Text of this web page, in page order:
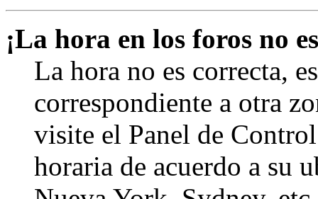
¡La hora en los foros no
La hora no es correcta,
correspondiente a otra
visite el Panel de
horaria de acuerdo a su